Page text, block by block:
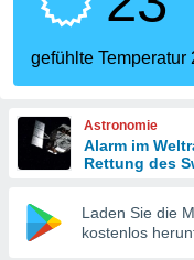
dass
sind.
diese
gefühlte Temperatur
Astronomie
Alarm im
Rettung des
Laden Sie die
kostenlos